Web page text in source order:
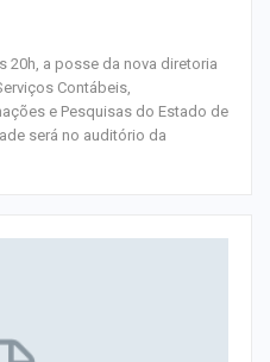
20h, a posse da nova diretoria
Contábeis,
e Pesquisas do Estado de
será no auditório da